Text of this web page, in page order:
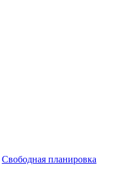
Свободная планировка